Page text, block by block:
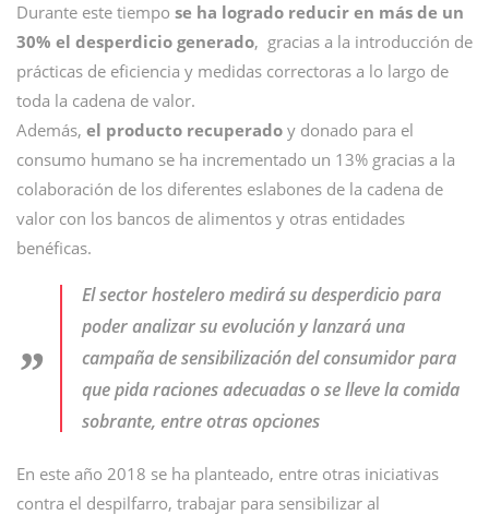
Durante este tiempo se ha logrado reducir en más de un
30% el desperdicio generado, gracias a la introducción de
prácticas de eficiencia y medidas correctoras a lo largo de
toda la cadena de valor.
Además, el producto recuperado y donado para el
consumo humano se ha incrementado un 13% gracias a la
colaboración de los diferentes eslabones de la cadena de
valor con los bancos de alimentos y otras entidades
benéficas.
El sector hostelero medirá su desperdicio para
poder analizar su evolución y lanzará una
campaña de sensibilización del consumidor para
que pida raciones adecuadas o se lleve la comida
sobrante, entre otras opciones
En este año 2018 se ha planteado, entre otras iniciativas
contra el despilfarro, trabajar para sensibilizar al